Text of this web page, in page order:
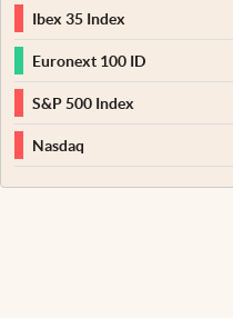
Ibex 35 Index
Euronext 100 ID
S&P 500 Index
Nasdaq